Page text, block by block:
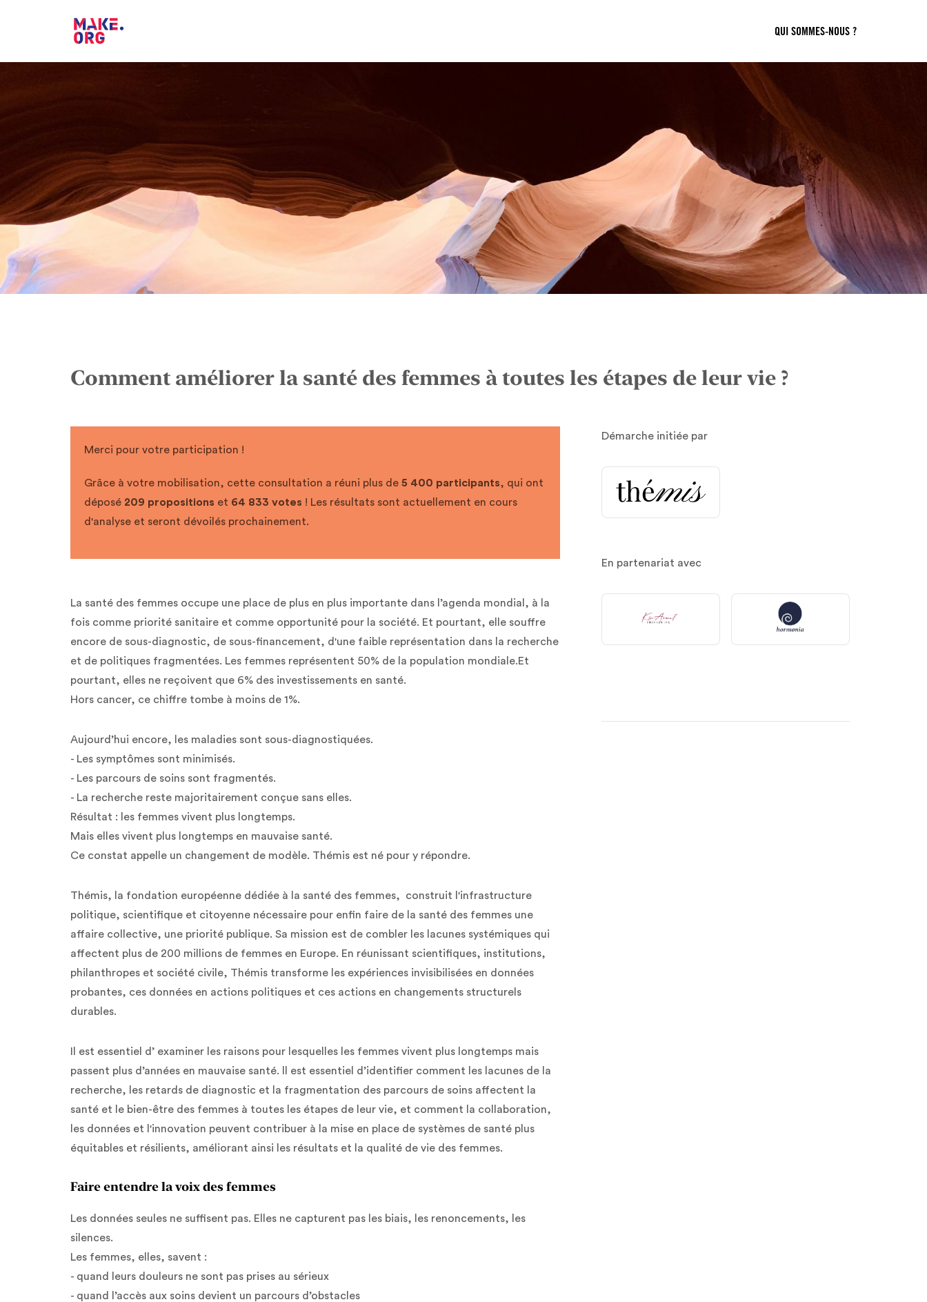
QUI SOMMES-NOUS ?
Comment améliorer la santé des femmes à toutes les étapes de leur vie ?
Merci pour votre participation !
Grâce à votre mobilisation, cette consultation a réuni plus de 5 400 participants, qui ont
déposé 209 propositions et 64 833 votes ! Les résultats sont actuellement en cours
d'analyse et seront dévoilés prochainement.
La santé des femmes occupe une place de plus en plus importante dans l’agenda mondial, à la
fois comme priorité sanitaire et comme opportunité pour la société. Et pourtant, elle souffre
encore de sous-diagnostic, de sous-financement, d'une faible représentation dans la recherche
et de politiques fragmentées. Les femmes représentent 50% de la population mondiale.Et
pourtant, elles ne reçoivent que 6% des investissements en santé.
Hors cancer, ce chiffre tombe à moins de 1%.
Aujourd’hui encore, les maladies sont sous-diagnostiquées.
- Les symptômes sont minimisés.
- Les parcours de soins sont fragmentés.
- La recherche reste majoritairement conçue sans elles.
Résultat : les femmes vivent plus longtemps.
Mais elles vivent plus longtemps en mauvaise santé.
Ce constat appelle un changement de modèle. Thémis est né pour y répondre.
Thémis, la fondation européenne dédiée à la santé des femmes, construit l'infrastructure
politique, scientifique et citoyenne nécessaire pour enfin faire de la santé des femmes une
affaire collective, une priorité publique. Sa mission est de combler les lacunes systémiques qui
affectent plus de 200 millions de femmes en Europe. En réunissant scientifiques, institutions,
philanthropes et société civile, Thémis transforme les expériences invisibilisées en données
probantes, ces données en actions politiques et ces actions en changements structurels
durables.
Il est essentiel d’ examiner les raisons pour lesquelles les femmes vivent plus longtemps mais
passent plus d’années en mauvaise santé. ll est essentiel d’identifier comment les lacunes de la
recherche, les retards de diagnostic et la fragmentation des parcours de soins affectent la
santé et le bien-être des femmes à toutes les étapes de leur vie, et comment la collaboration,
les données et l'innovation peuvent contribuer à la mise en place de systèmes de santé plus
équitables et résilients, améliorant ainsi les résultats et la qualité de vie des femmes.
Faire entendre la voix des femmes
Les données seules ne suffisent pas. Elles ne capturent pas les biais, les renoncements, les
silences.
Les femmes, elles, savent :
- quand leurs douleurs ne sont pas prises au sérieux
- quand l’accès aux soins devient un parcours d’obstacles
Démarche initiée par
En partenariat avec